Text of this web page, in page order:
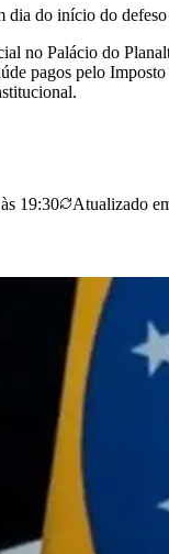
dia do início do
no Palácio do
pagos pelo
19:30
Atualizado